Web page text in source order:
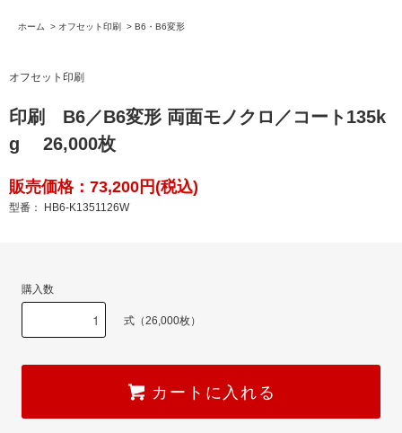
ホーム > オフセット印刷 > B6・B6変形
オフセット印刷
印刷 B6／B6変形 両面モノクロ／コート135k
g 26,000枚
販売価格：73,200円(税込)
型番： HB6-K1351126W
購入数
式（26,000枚）
カートに入れる